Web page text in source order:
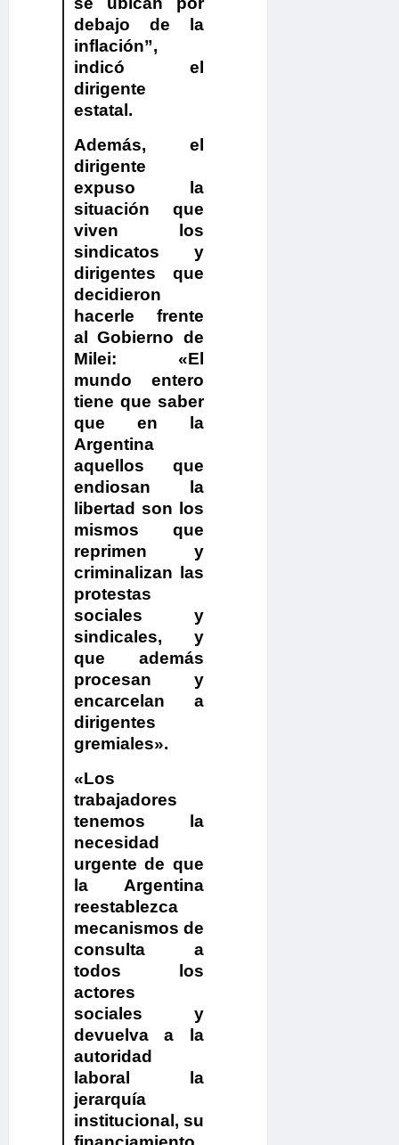
debajo de la
inflación”,
indicó el
dirigente
estatal.
Además, el
dirigente
expuso la
situación que
viven los
sindicatos y
dirigentes que
decidieron
hacerle frente
al Gobierno de
Milei: «El
mundo entero
tiene que saber
que en la
Argentina
aquellos que
endiosan la
libertad son los
mismos que
reprimen y
criminalizan las
protestas
sociales y
sindicales, y
que además
procesan y
encarcelan a
dirigentes
gremiales».
«Los
trabajadores
tenemos la
necesidad
urgente de que
la Argentina
reestablezca
mecanismos de
consulta a
todos los
actores
sociales y
devuelva a la
autoridad
laboral la
jerarquía
institucional, su